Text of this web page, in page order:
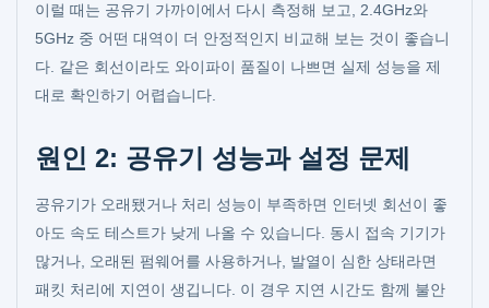
이럴 때는 공유기 가까이에서 다시 측정해 보고, 2.4GHz와
5GHz 중 어떤 대역이 더 안정적인지 비교해 보는 것이 좋습니
다. 같은 회선이라도 와이파이 품질이 나쁘면 실제 성능을 제
대로 확인하기 어렵습니다.
원인 2: 공유기 성능과 설정 문제
공유기가 오래됐거나 처리 성능이 부족하면 인터넷 회선이 좋
아도 속도 테스트가 낮게 나올 수 있습니다. 동시 접속 기기가
많거나, 오래된 펌웨어를 사용하거나, 발열이 심한 상태라면
패킷 처리에 지연이 생깁니다. 이 경우 지연 시간도 함께 불안